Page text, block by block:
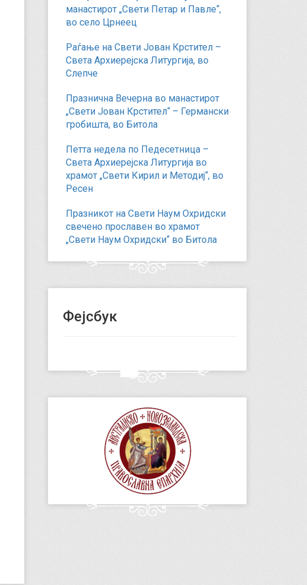
манастирот „Свети Петар и Павле“,
во село Црнеец
Раѓање на Свети Јован Крстител –
Света Архиерејска Литургија, во
Слепче
Празнична Вечерна во манастирот
„Свети Јован Крстител“ – Германски
гробишта, во Битола
Петта недела по Педесетница –
Света Архиерејска Литургија во
храмот „Свети Кирил и Методиј“, во
Ресен
Празникот на Свети Наум Охридски
свечено прославен во храмот
„Свети Наум Охридски“ во Битола
Фејсбук